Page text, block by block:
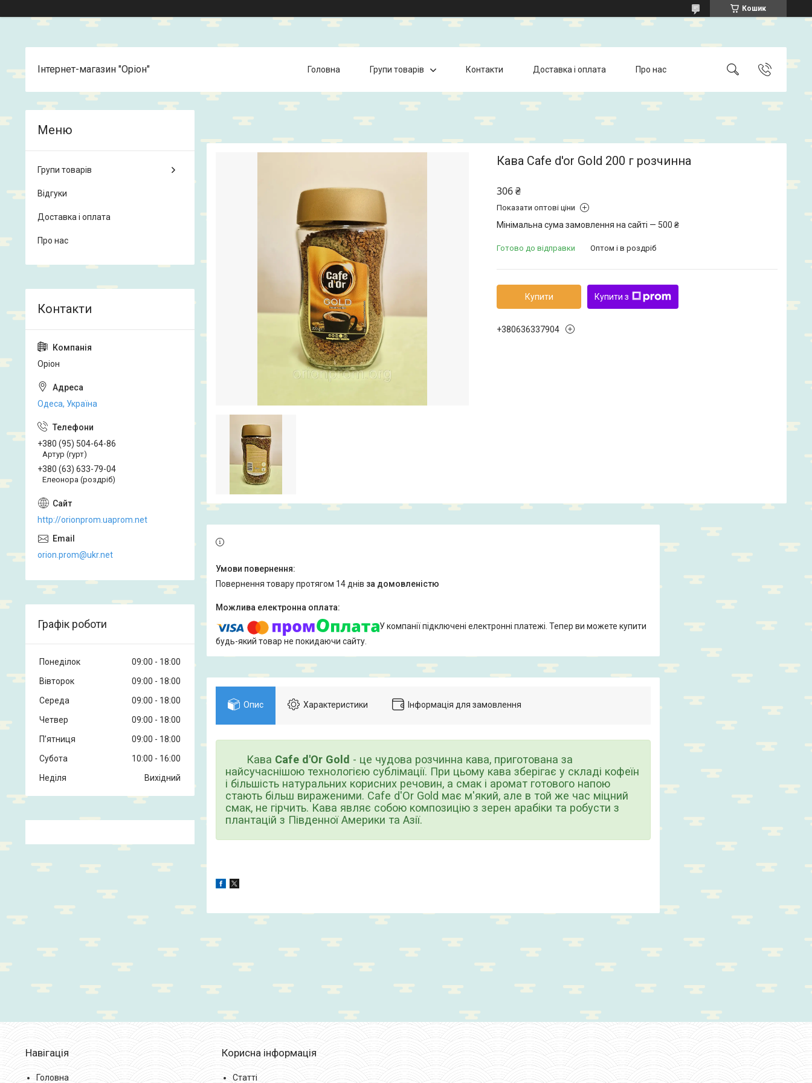
Кошик
Інтернет-магазин "Оріон" Головна Групи товарів Контакти Доставка і оплата Про нас
Кава Cafe d'or Gold 200 г розчинна
306 ₴
Показати оптові ціни
Мінімальна сума замовлення на сайті — 500 ₴
Готово до відправки Оптом і в роздріб
Купити Купити з
+380636337904
повернення товару протягом 14 днів за домовленістю
У компанії підключені електронні платежі. Тепер ви можете купити
будь-який товар не покидаючи сайту.
Опис Характеристики Інформація для замовлення
Кава Cafe d'Or Gold - це чудова розчинна кава, приготована за
найсучаснішою технологією сублімації. При цьому кава зберігає у складі кофеїн
і більшість натуральних корисних речовин, а смак і аромат готового напою
стають більш вираженими. Cafe d'Or Gold має м'який, але в той же час міцний
смак, не гірчить. Кава являє собою композицію з зерен арабіки та робусти з
плантацій з Південної Америки та Азії.
Групи товарів
Відгуки
Доставка і оплата
Про нас
Оріон
Одеса, Україна
+380 (95) 504-64-86
Артур (гурт)
+380 (63) 633-79-04
Елеонора (роздріб)
http://orionprom.uaprom.net
orion.prom@ukr.net
Графік роботи
Понеділок 09:00
18:00
Вівторок
09:00
18:00
Середа
09:00
18:00
Четвер
09:00
18:00
Пʼятниця
09:00
18:00
Субота
10:00
16:00
Неділя
Вихідний
Навігація
Головна
Корисна інформація
Статті